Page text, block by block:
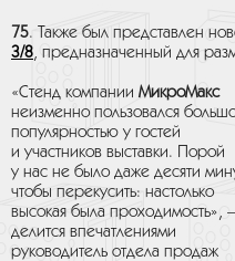
75. Также был представлен
3/8, предназначенный для
«Стенд компании МикроМакс
неизменно пользовался
популярностью у гостей
и участников выставки. Порой
у нас не было даже десяти
чтобы перекусить: настолько
высокая была проходимость»,
делится впечатлениями
руководитель отдела продаж